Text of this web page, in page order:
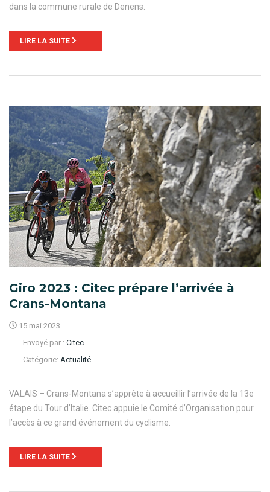
dans la commune rurale de Denens.
LIRE LA SUITE
Giro 2023 : Citec prépare l’arrivée à
Crans-Montana
15 mai 2023
Envoyé par : Citec
Catégorie: Actualité
VALAIS – Crans-Montana s’apprête à accueillir l’arrivée de la 13e
étape du Tour d’Italie. Citec appuie le Comité d’Organisation pour
l’accès à ce grand événement du cyclisme.
LIRE LA SUITE